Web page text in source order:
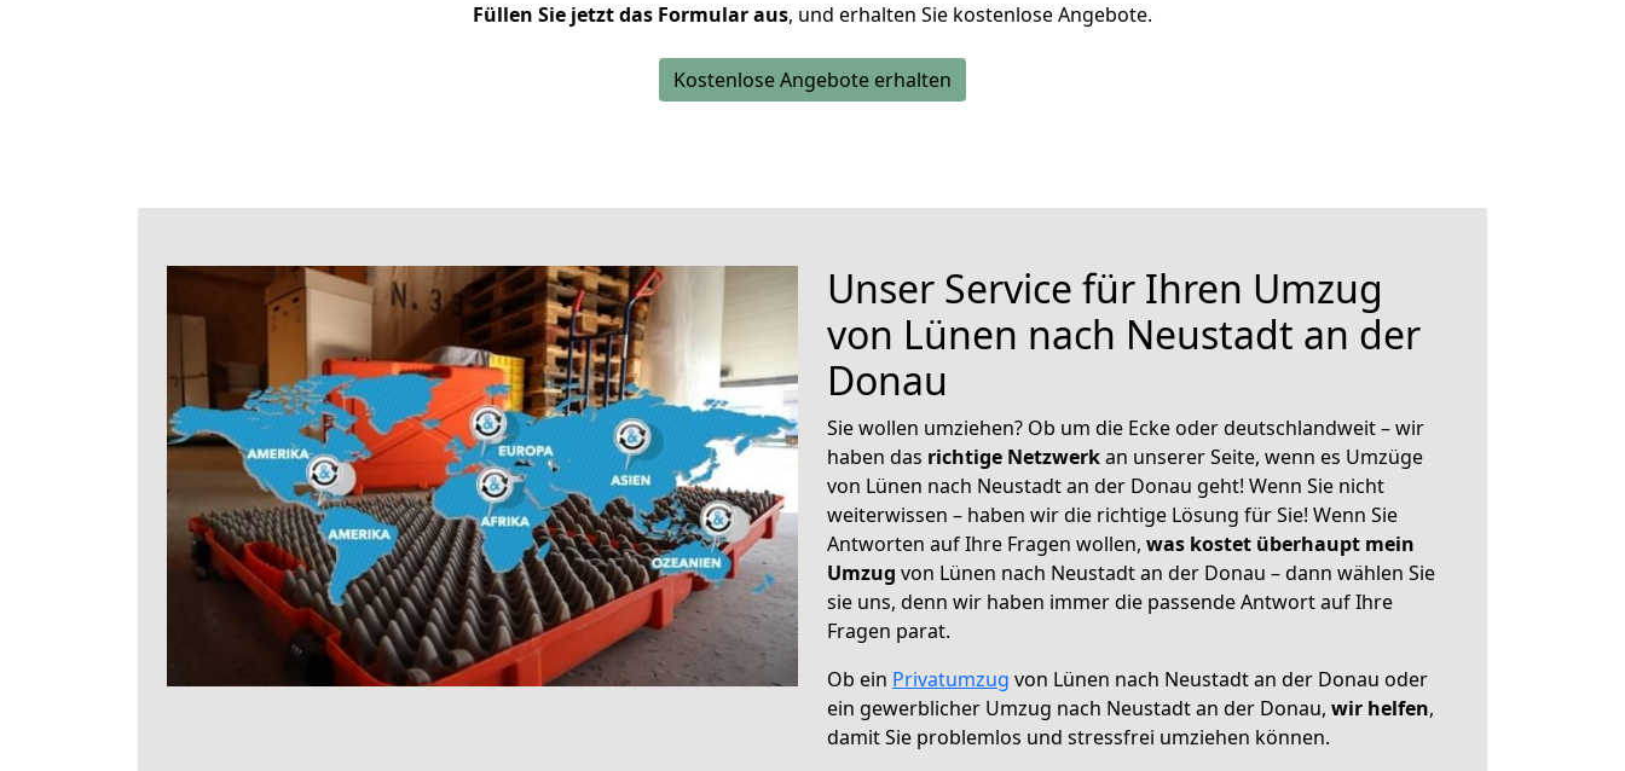
Füllen Sie jetzt das Formular aus, und erhalten Sie kostenlose Angebote.
Kostenlose Angebote erhalten
Unser Service für Ihren Umzug
von Lünen nach Neustadt an der
Donau
Sie wollen umziehen? Ob um die Ecke oder deutschlandweit – wir
haben das richtige Netzwerkan unserer Seite, wenn es Umzüge
von Lünen nach Neustadt an der Donau geht! Wenn Sie nicht
weiterwissen – haben wir die richtige Lösung für Sie! Wenn Sie
Antworten auf Ihre Fragen wollen, was kostet überhaupt mein
Umzug von Lünen nach Neustadt an der Donau – dann wählen Sie
sie uns, denn wir haben immer die passende Antwort auf Ihre
Fragen parat.
Ob ein Privatumzug von Lünen nach Neustadt an der Donau oder
ein gewerblicher Umzug nach Neustadt an der Donau, wir helfen,
damit Sie problemlos und stressfrei umziehen können.